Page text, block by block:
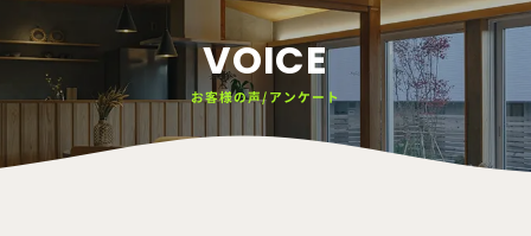
VOICE
お客様の声/アンケート